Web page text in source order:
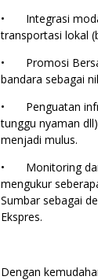
•
Integrasi
transportasi lokal
•
Promosi
bandara sebagai
•
Penguatan
tunggu nyaman
menjadi mulus.
•
Monitoring
mengukur
Sumbar sebagai
Ekspres.
Dengan